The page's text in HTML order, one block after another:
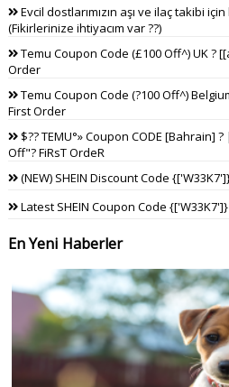
Evcil dostlarımızın aşı ve ilaç takibi
(Fikirlerinize ihtiyacım var ??)
Temu Coupon Code (£100 Off^) UK ?
Order
Temu Coupon Code (?100 Off^)
First Order
$?? TEMU°» Coupon CODE [Bahrain]
Off"? FiRsT OrdeR
(NEW) SHEIN Discount Code
Latest SHEIN Coupon Code
En Yeni Haberler